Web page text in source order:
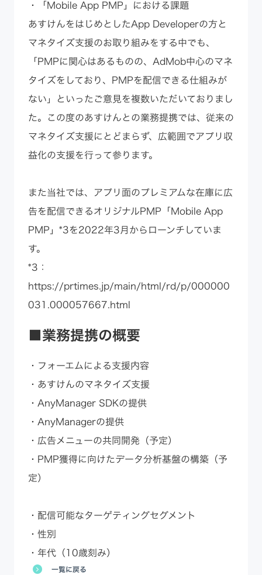
・「Mobile App PMP」における課題
あすけんをはじめとしたApp Developerの方と
マネタイズ支援のお取り組みをする中でも、
「PMPに関心はあるものの、AdMob中心のマネ
タイズをしており、PMPを配信できる仕組みが
ない」といったご意見を複数いただいておりまし
た。この度のあすけんとの業務提携では、従来の
マネタイズ支援にとどまらず、広範囲でアプリ収
益化の支援を行って参ります。
また当社では、アプリ面のプレミアムな在庫に広
告を配信できるオリジナルPMP「Mobile App
PMP」*3を2022年3月からローンチしていま
す。
*3：
https://prtimes.jp/main/html/rd/p/000000
031.000057667.html
■業務提携の概要
・フォーエムによる支援内容
・あすけんのマネタイズ支援
・AnyManager SDKの提供
・AnyManagerの提供
・広告メニューの共同開発（予定）
・PMP獲得に向けたデータ分析基盤の構築（予
定）
・配信可能なターゲティングセグメント
・性別
・年代（10歳刻み）
一覧に戻る